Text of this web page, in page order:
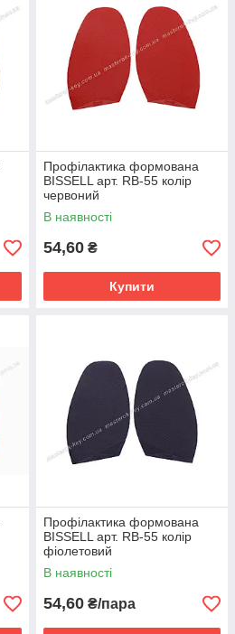
Профілактика формована
BISSELL арт. RB-55 колір
червоний
В наявності
54,60 ₴
Купити
Профілактика формована
BISSELL арт. RB-55 колір
фіолетовий
В наявності
54,60 ₴/пара